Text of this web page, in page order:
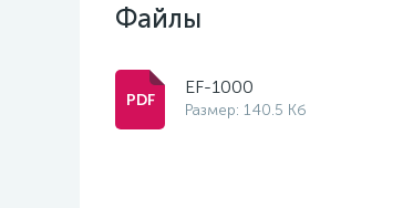
Файлы
EF-1000
Размер: 140.5 Кб